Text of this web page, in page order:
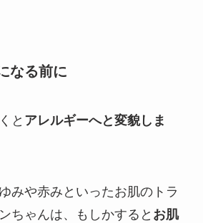
なる前に
と アレルギーへと変貌しま
みや赤みといったお肌のトラ
ちゃんは、もしかすると お肌